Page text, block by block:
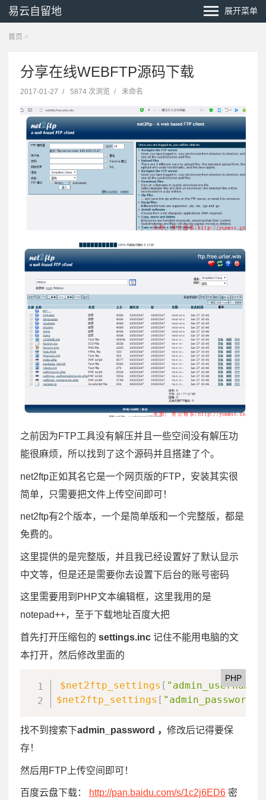
易云自留地 展开菜单
首页 >
分享在线WEBFTP源码下载
2017-01-27 / 5874 次浏览 / 未命名
之前因为FTP工具没有解压并且一些空间没有解压功
能很麻烦，所以找到了这个源码并且搭建了个。
net2ftp正如其名它是一个网页版的FTP，安装其实很
简单，只需要把文件上传空间即可！
net2ftp有2个版本，一个是简单版和一个完整版，都是
免费的。
这里提供的是完整版，并且我已经设置好了默认显示
中文等，但是还是需要你去设置下后台的账号密码
这里需要用到PHP文本编辑框，这里我用的是
notepad++，至于下载地址百度大把
首先打开压缩包的 settings.inc 记住不能用电脑的文
本打开，然后修改里面的
PHP
$net2ftp_settings [ "admin_username"
$net2ftp_settings [ "admin_password"
找不到搜索下admin_password ， 修改后记得要保
存！
然后用FTP上传空间即可！
百度云盘下载： http://pan.baidu.com/s/1c2j6ED6 密